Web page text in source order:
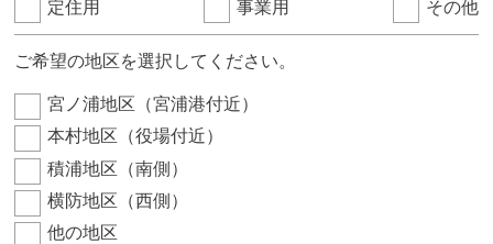
定住用 事業用 その他
ご希望の地区を選択してください。
宮ノ浦地区（宮浦港付近）
本村地区（役場付近）
積浦地区（南側）
横防地区（西側）
他の地区